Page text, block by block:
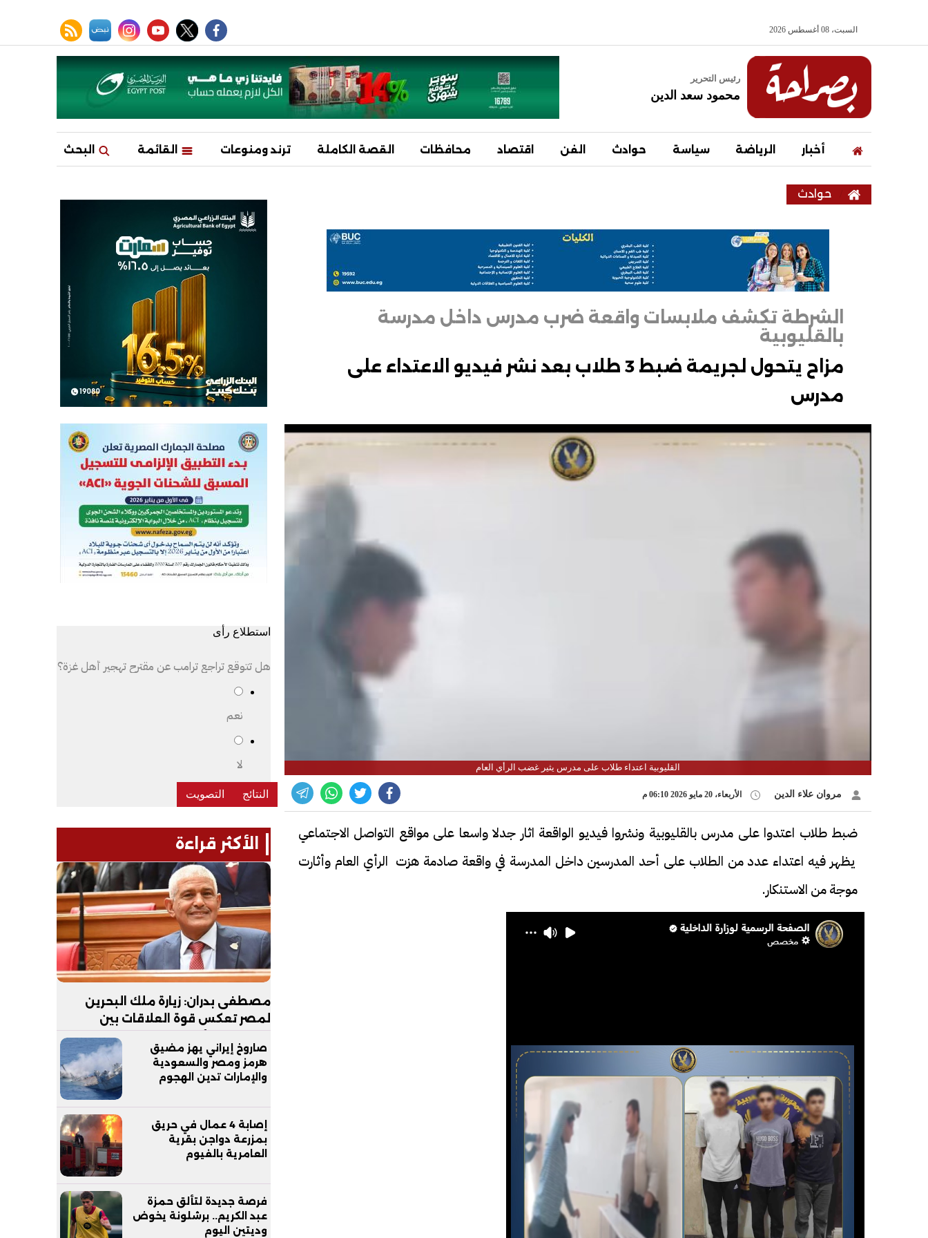
السبت، 08 أغسطس 2026
facebook
twitter
youtube
instagram
نبض rss feed
رئيس التحرير
محمود سعد الدين
أخبار الرياضة سياسة حوادث الفن اقتصاد محافظات القصة الكاملة ترند ومنوعات القائمة البحث
حوادث
الشرطة تكشف ملابسات واقعة ضرب مدرس داخل مدرسة
بالقليوبية
مزاح يتحول لجريمة ضبط 3 طلاب بعد نشر فيديو الاعتداء على
مدرس
القليوبية اعتداء طلاب على مدرس يثير غضب الرأي العام
مروان علاء الدين الأربعاء، 20 مايو 2026 06:10 م
ضبط طلاب اعتدوا على مدرس بالقليوبية ونشروا فيديو الواقعة اثار جدلا واسعا على مواقع التواصل الاجتماعي
يظهر فيه اعتداء عدد من الطلاب على أحد المدرسين داخل المدرسة في واقعة صادمة هزت الرأي العام وأثارت
موجة من الاستنكار.
استطلاع رأى
هل تتوقع تراجع ترامب عن مقترح تهجير أهل غزة؟
نعم
لا
الأكثر قراءة
مصطفى بدران: زيارة ملك البحرين
لمصر تعكس قوة العلاقات بين
البلدين.. والأمن القومي الخليجي جزء
لا يتجزأ من الأمن القومي المصري
صاروخ إيراني يهز مضيق
هرمز ومصر والسعودية
والإمارات تدين الهجوم
إصابة 4 عمال في حريق
بمزرعة دواجن بقرية
العامرية بالفيوم
فرصة جديدة لتألق حمزة
عبد الكريم.. برشلونة يخوض
وديتين اليوم